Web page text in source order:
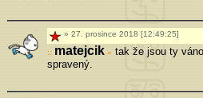
27. prosince 2018 [12:49:25]
matejcik» tak že jsou ty
spravený.